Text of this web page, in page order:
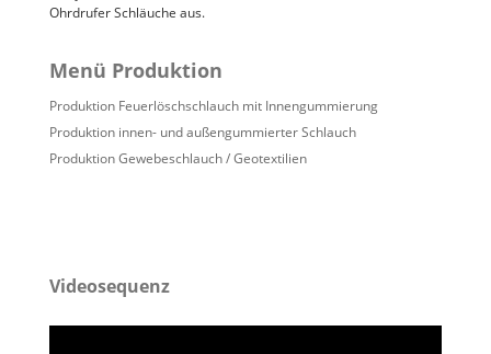
Ohrdrufer Schläuche aus.
Menü Produktion
Produktion Feuerlöschschlauch mit Innengummierung
Produktion innen- und außengummierter Schlauch
Produktion Gewebeschlauch / Geotextilien
Videosequenz